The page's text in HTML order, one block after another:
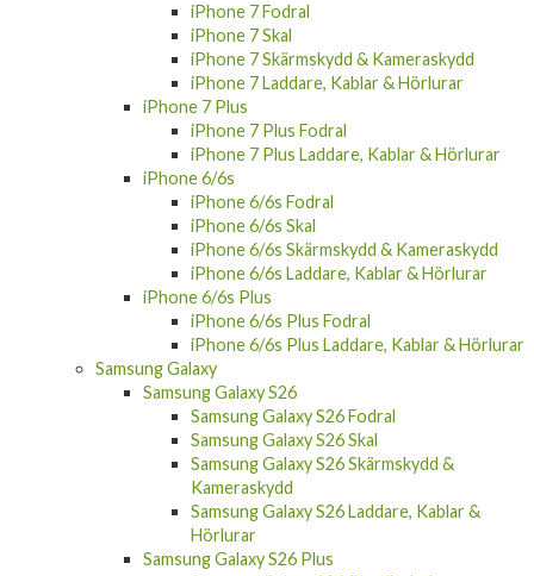
iPhone 7 Fodral
iPhone 7 Skal
iPhone 7 Skärmskydd & Kameraskydd
iPhone 7 Laddare, Kablar & Hörlurar
iPhone 7 Plus
iPhone 7 Plus Fodral
iPhone 7 Plus Laddare, Kablar & Hörlurar
iPhone 6/6s
iPhone 6/6s Fodral
iPhone 6/6s Skal
iPhone 6/6s Skärmskydd & Kameraskydd
iPhone 6/6s Laddare, Kablar & Hörlurar
iPhone 6/6s Plus
iPhone 6/6s Plus Fodral
iPhone 6/6s Plus Laddare, Kablar & Hörlurar
Samsung Galaxy
Samsung Galaxy S26
Samsung Galaxy S26 Fodral
Samsung Galaxy S26 Skal
Samsung Galaxy S26 Skärmskydd &
Kameraskydd
Samsung Galaxy S26 Laddare, Kablar &
Hörlurar
Samsung Galaxy S26 Plus